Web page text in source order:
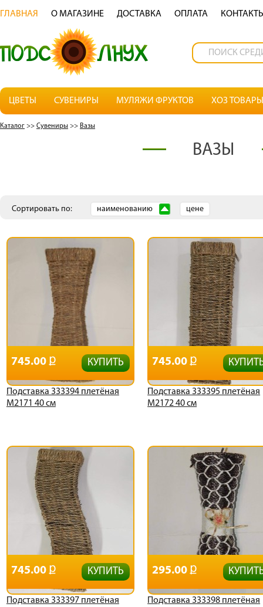
ГЛАВНАЯ О МАГАЗИНЕ ДОСТАВКА OПЛАТА
ЦВЕТЫ СУВЕНИРЫ МУЛЯЖИ ФРУКТОВ ХОЗ ТОВАРЫ
Каталог >> Сувениры >> Вазы
ВАЗЫ
Сортировать по: наименованию цене
Подставка 333394 плетёная
М2171 40 см
745.00 КУПИТЬ
Подставка 333395 плетёная
М2172 40 см
745.00
Подставка 333397 плетёная
745.00 КУПИТЬ
Подставка 333398 плетёная
295.00